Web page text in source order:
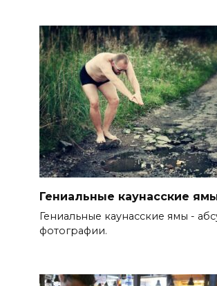
Гениальные каунасские
Гениальные каунасские ямы -
фотографии.